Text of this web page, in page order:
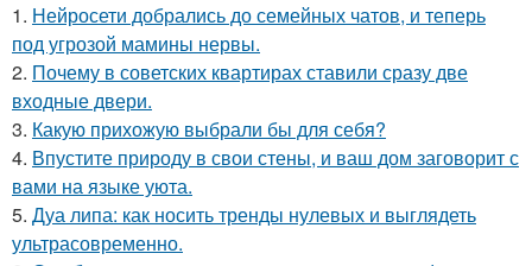
1. Нейросети добрались до семейных чатов, и теперь
под угрозой мамины нервы.
2. Почему в советских квартирах ставили сразу две
входные двери.
3. Какую прихожую выбрали бы для себя?
4. Впустите природу в свои стены, и ваш дом заговорит с
вами на языке уюта.
5. Дуа липа: как носить тренды нулевых и выглядеть
ультрасовременно.